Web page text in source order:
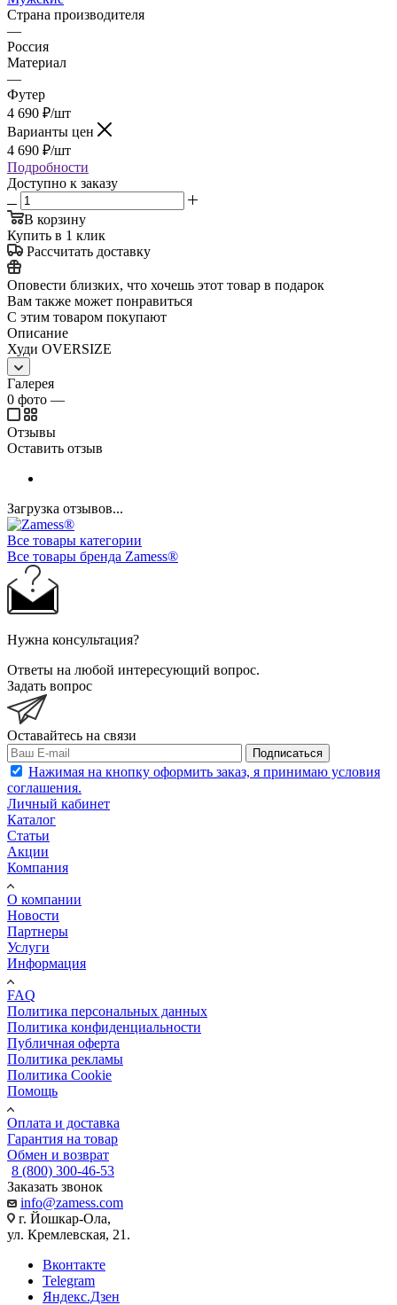
Страна производителя
—
Россия
Материал
—
Футер
4 690 ₽/шт
Варианты цен
4 690 ₽/шт
Подробности
Доступно к заказу
В корзину
Купить в 1 клик
Рассчитать доставку
Оповести близких, что хочешь этот товар в подарок
Вам также может понравиться
С этим товаром покупают
Описание
Худи OVERSIZE
Галерея
0 фото —
Отзывы
Оставить отзыв
Загрузка отзывов...
Все товары категории
Все товары бренда Zamess®
Нужна консультация?
Ответы на любой интересующий вопрос.
Задать вопрос
Оставайтесь на связи
Подписаться
Нажимая на кнопку оформить заказ, я принимаю условия
соглашения.
Личный кабинет
Каталог
Статьи
Акции
Компания
О компании
Новости
Партнеры
Услуги
Информация
FAQ
Политика персональных данных
Политика конфиденциальности
Публичная оферта
Политика рекламы
Политика Cookie
Помощь
Оплата и доставка
Гарантия на товар
Обмен и возврат
8 (800) 300-46-53
Заказать звонок
info@zamess.com
г. Йошкар-Ола,
ул. Кремлевская, 21.
Вконтакте
Telegram
Яндекс.Дзен